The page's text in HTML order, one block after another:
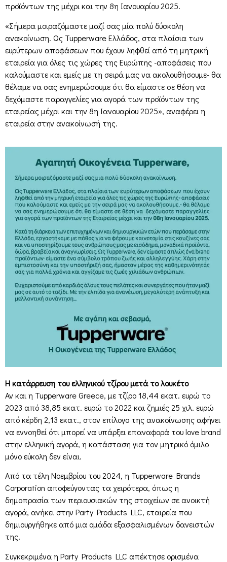
προϊόντων της μέχρι και την 8η Ιανουαρίου 2025.
«Σήμερα μοιραζόμαστε μαζί σας μία πολύ δύσκολη
ανακοίνωση. Ως Tupperware Ελλάδος, στα πλαίσια των
ευρύτερων αποφάσεων που έχουν ληφθεί από τη μητρική
εταιρεία για όλες τις χώρες της Ευρώπης -αποφάσεις που
καλούμαστε και εμείς με τη σειρά μας να ακολουθήσουμε- θα
θέλαμε να σας ενημερώσουμε ότι θα είμαστε σε θέση να
δεχόμαστε παραγγελίες για αγορά των προϊόντων της
εταιρείας μέχρι και την 8η Ιανουαρίου 2025», αναφέρει η
εταιρεία στην ανακοίνωσή της.
Η κατάρρευση του ελληνικού τζίρου μετά το λουκέτο
Αν και η Tupperware Greece, με τζίρο 18,44 εκατ. ευρώ το
2023 από 38,85 εκατ. ευρώ το 2022 και ζημιές 25 χιλ. ευρώ
από κέρδη 2,13 εκατ., στον επίλογο της ανακοίνωσης αφήνει
να εννοηθεί ότι μπορεί να υπάρξει επαναφορά του love brand
στην ελληνική αγορά, η κατάσταση για τον μητρικό όμιλο
μόνο εύκολη δεν είναι.
Από τα τέλη Νοεμβρίου του 2024, η Tupperware Brands
Corporation αποφεύγοντας τα χειρότερα, όπως η
δημοπρασία των περιουσιακών της στοιχείων σε ανοικτή
αγορά, ανήκει στην Party Products LLC, εταιρεία που
δημιουργήθηκε από μια ομάδα εξασφαλισμένων δανειστών
της.
Συγκεκριμένα η Party Products LLC απέκτησε ορισμένα